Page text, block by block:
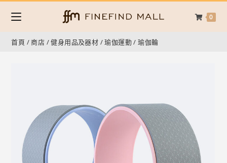
0
首頁 /商店 /健身用品及器材 /瑜伽運動/瑜伽輪